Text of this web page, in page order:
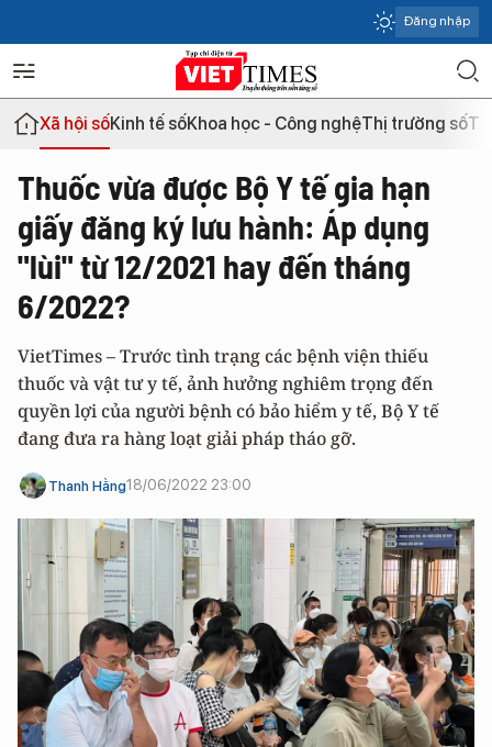
Đăng nhập
Xã hội sốKinh tế sốKhoa học - Công nghệThị trường số
Thuốc vừa được Bộ Y tế gia hạn
giấy đăng ký lưu hành: Áp dụng
"lùi" từ 12/2021 hay đến tháng
6/2022?
VietTimes – Trước tình trạng các bệnh viện thiếu
thuốc và vật tư y tế, ảnh hưởng nghiêm trọng đến
quyền lợi của người bệnh có bảo hiểm y tế, Bộ Y tế
đang đưa ra hàng loạt giải pháp tháo gỡ.
Thanh Hằng18/06/2022 23:00